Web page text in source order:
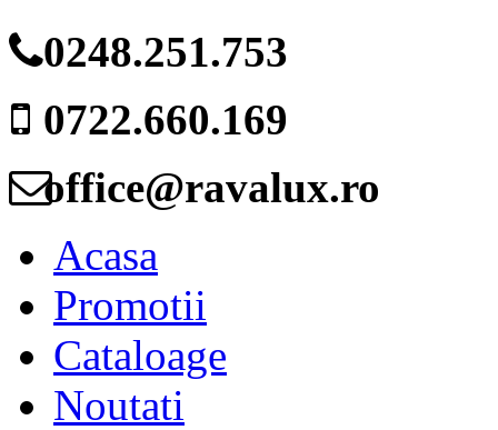
0248.251.753
0722.660.169
office@ravalux.ro
Acasa
Promotii
Cataloage
Noutati